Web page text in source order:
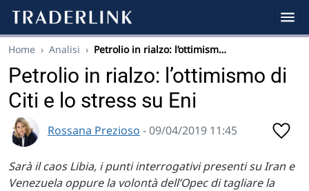
Home › Analisi › Petrolio in rialzo: l’ottimism…
Petrolio in rialzo: l’ottimismo di
Citi e lo stress su Eni
Rossana Prezioso - 09/04/2019 11:45
Sarà il caos Libia, i punti interrogativi presenti su Iran e
Venezuela oppure la volontà dell’Opec di tagliare la